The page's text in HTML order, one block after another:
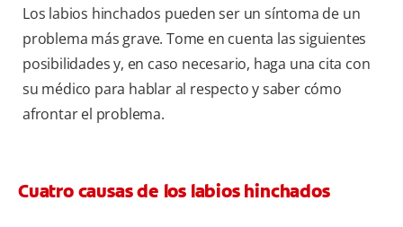
Los labios hinchados pueden ser un síntoma de un
problema más grave. Tome en cuenta las siguientes
posibilidades y, en caso necesario, haga una cita con
su médico para hablar al respecto y saber cómo
afrontar el problema.
Cuatro causas de los labios hinchados